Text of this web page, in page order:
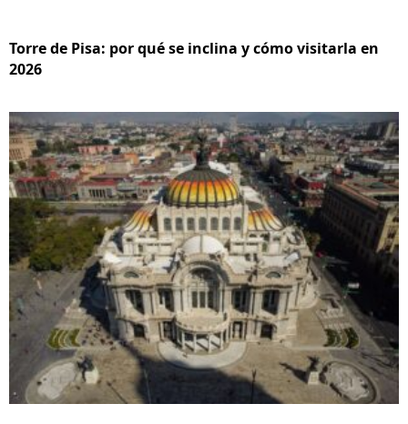
Torre de Pisa: por qué se inclina y cómo visitarla en
2026